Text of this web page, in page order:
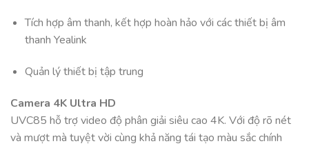
Tích hợp âm thanh, kết hợp hoàn hảo với các thiết bị âm
thanh Yealink
Quản lý thiết bị tập trung
Camera 4K Ultra HD
UVC85 hỗ trợ video độ phân giải siêu cao 4K. Với độ rõ nét
và mượt mà tuyệt vời cùng khả năng tái tạo màu sắc chính